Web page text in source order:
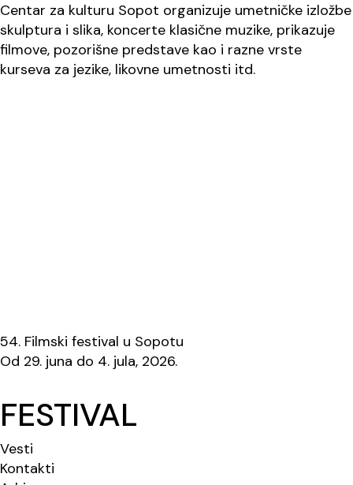
Centar za kulturu Sopot organizuje umetničke izložbe
skulptura i slika, koncerte klasične muzike, prikazuje
filmove, pozorišne predstave kao i razne vrste
kurseva za jezike, likovne umetnosti itd.
54. Filmski festival u Sopotu
Od 29. juna do 4. jula, 2026.
FESTIVAL
Vesti
Kontakti